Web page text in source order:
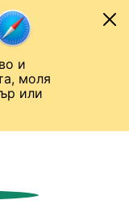
и
моля
или